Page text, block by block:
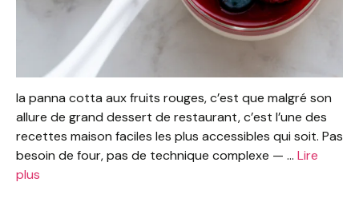
la panna cotta aux fruits rouges, c’est que malgré son
allure de grand dessert de restaurant, c’est l’une des
recettes maison faciles les plus accessibles qui soit. Pas
besoin de four, pas de technique complexe — … Lire
plus